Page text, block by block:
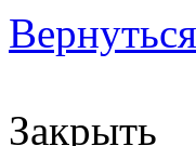
Закрыть